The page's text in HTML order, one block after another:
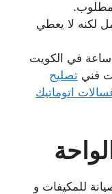
لكنه لا يعطي
فني تصليح
اتوماتيك
للمكيفات و